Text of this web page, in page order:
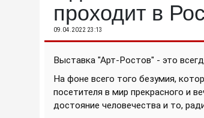
проходит в
09.04.2022 23:13
Выставка "Арт-Ростов" - это
На фоне всего того безумия,
посетителя в мир прекрасного и
достояние человечества и то,